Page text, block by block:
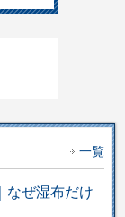
一覧
なぜ湿布だけ